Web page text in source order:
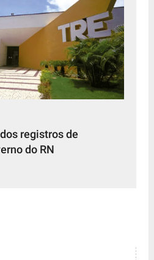
registros de
do RN